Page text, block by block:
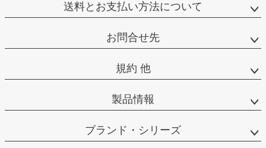
送料とお支払い方法について
お問合せ先
規約 他
製品情報
ブランド・シリーズ